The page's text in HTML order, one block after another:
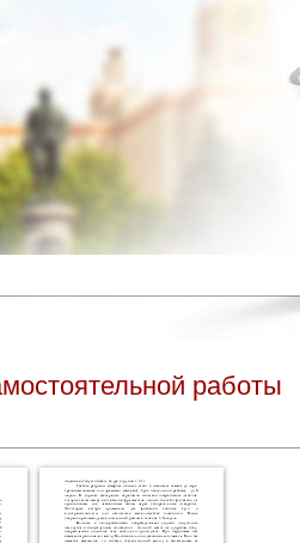
работы